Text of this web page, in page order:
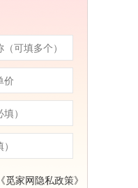
《觅家网隐私政策》